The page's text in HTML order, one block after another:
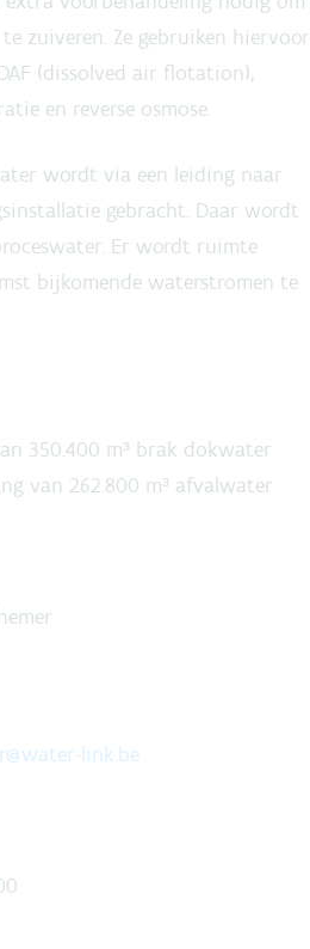
zuiveren. Ze gebruiken hiervoor
(dissolved air flotation),
en reverse osmose.
wordt via een leiding naar
gebracht. Daar wordt
Er wordt ruimte
bijkomende waterstromen te
350.400 m³ brak dokwater
van 262.800 m³ afvalwater
link.be